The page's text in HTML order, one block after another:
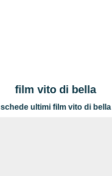
film vito di bella
schede ultimi film vito di bella